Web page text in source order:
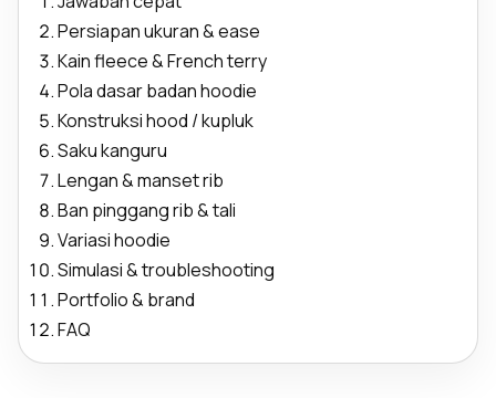
Persiapan ukuran & ease
Kain fleece & French terry
Pola dasar badan hoodie
Konstruksi hood / kupluk
Saku kanguru
Lengan & manset rib
Ban pinggang rib & tali
Variasi hoodie
Simulasi & troubleshooting
Portfolio & brand
FAQ